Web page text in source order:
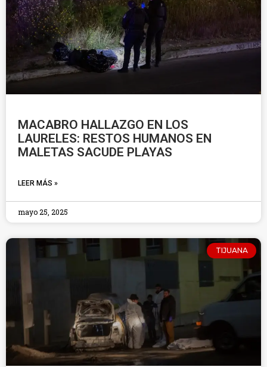
MACABRO HALLAZGO EN LOS
LAURELES: RESTOS HUMANOS EN
MALETAS SACUDE PLAYAS
LEER MÁS »
mayo 25, 2025
TIJUANA